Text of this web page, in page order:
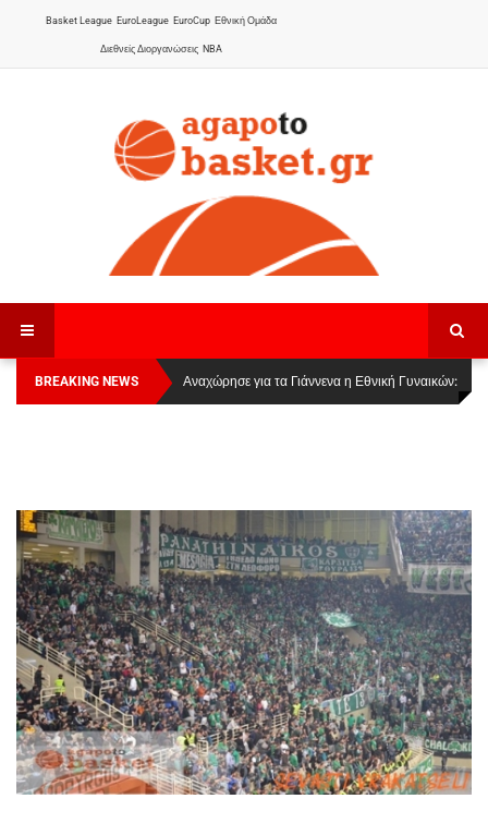
Basket League EuroLeague EuroCup Εθνική Ομάδα
Διεθνείς Διοργανώσεις NBA
BREAKING NEWS
Οι Πάνθηρες Καβάλας στην Women Basketball
League 1
Αναχώρησε για τα Γιάννενα η Εθνική Γυναικών: